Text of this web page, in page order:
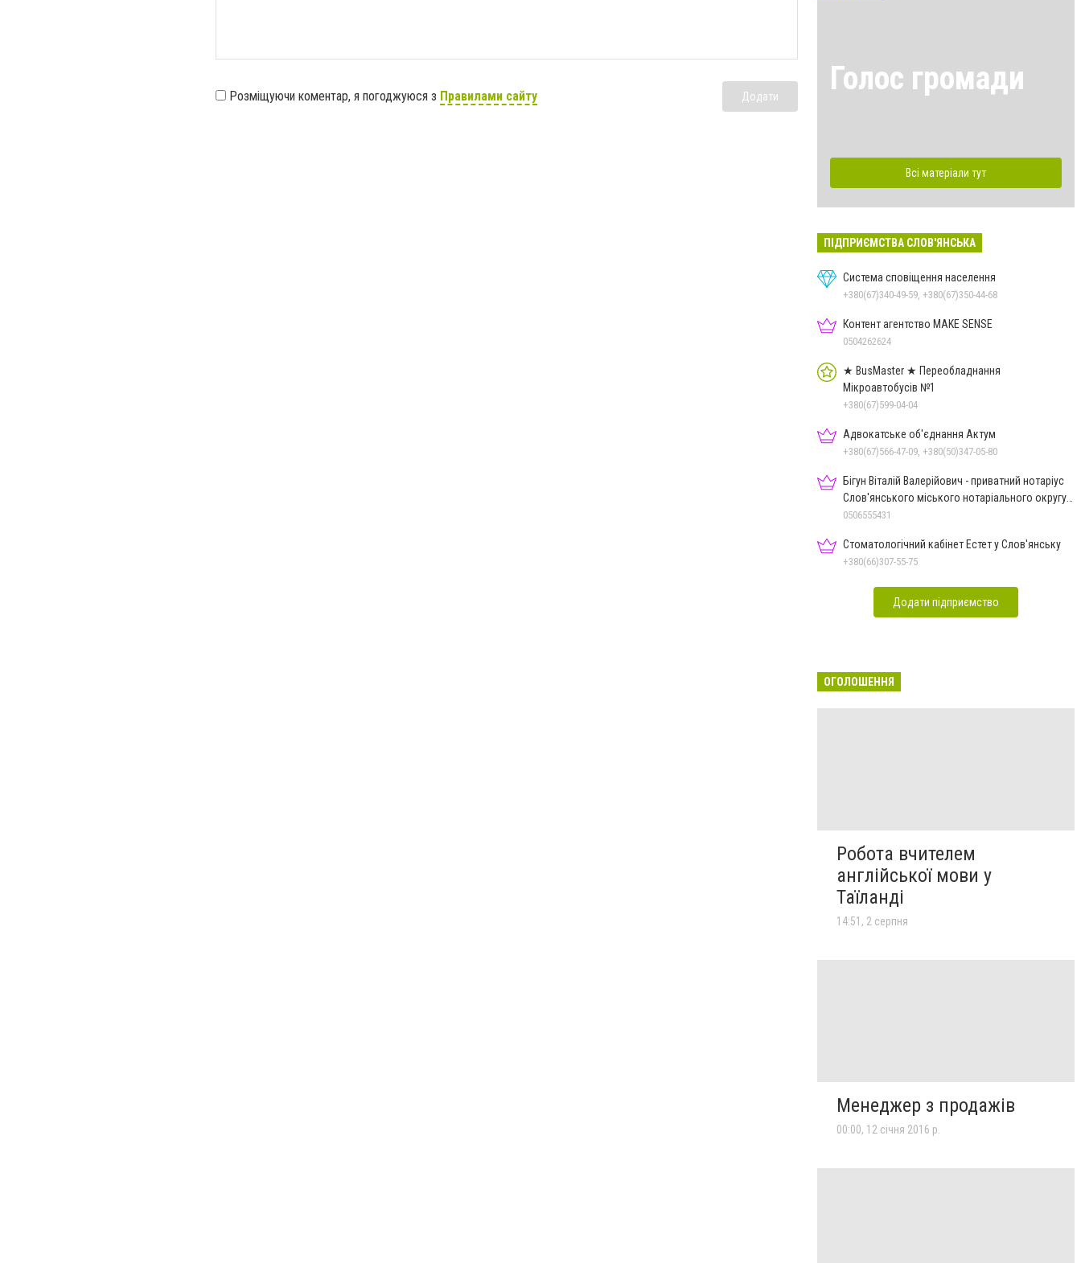
Розміщуючи коментар, я погоджуюся з Правилами сайту Додати Голос громади
Всі матеріали тут
ПІДПРИЄМСТВА СЛОВ'ЯНСЬКА
Система сповіщення населення
+380(67)340-49-59, +380(67)350-44-68
Контент агентство MAKE SENSE
0504262624
★ BusMaster ★ Переобладнання
Мікроавтобусів №1
+380(67)599-04-04
Адвокатське об'єднання Актум
+380(67)566-47-09, +380(50)347-05-80
Бігун Віталій Валерійович - приватний нотаріус
Слов'янського міського нотаріального округу
Дон.обл.
0506555431
Стоматологічний кабінет Естет у Слов'янську
+380(66)307-55-75
Додати підприємство
ОГОЛОШЕННЯ
Робота вчителем
англійської мови у
Таїланді
14:51, 2 серпня
Менеджер з продажів
00:00, 12 січня 2016 р.